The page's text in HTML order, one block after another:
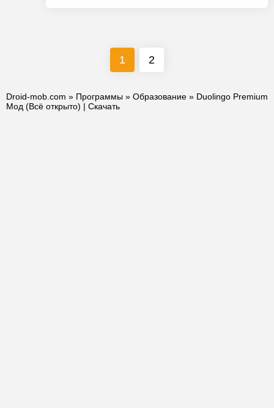
1 2
Droid-mob.com » Программы » Образование » Duolingo Premium
Мод (Всё открыто) | Скачать